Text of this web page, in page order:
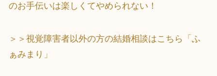
のお手伝いは楽しくてやめられない！
＞＞視覚障害者以外の方の結婚相談はこちら「ふ
ぁみまり」